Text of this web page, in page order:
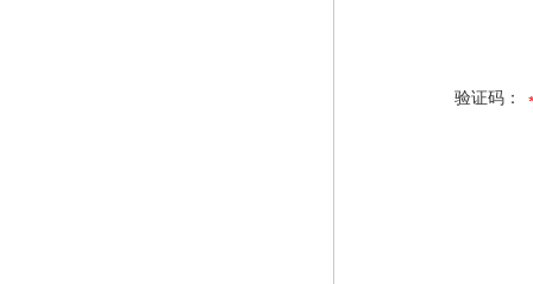
验证码：